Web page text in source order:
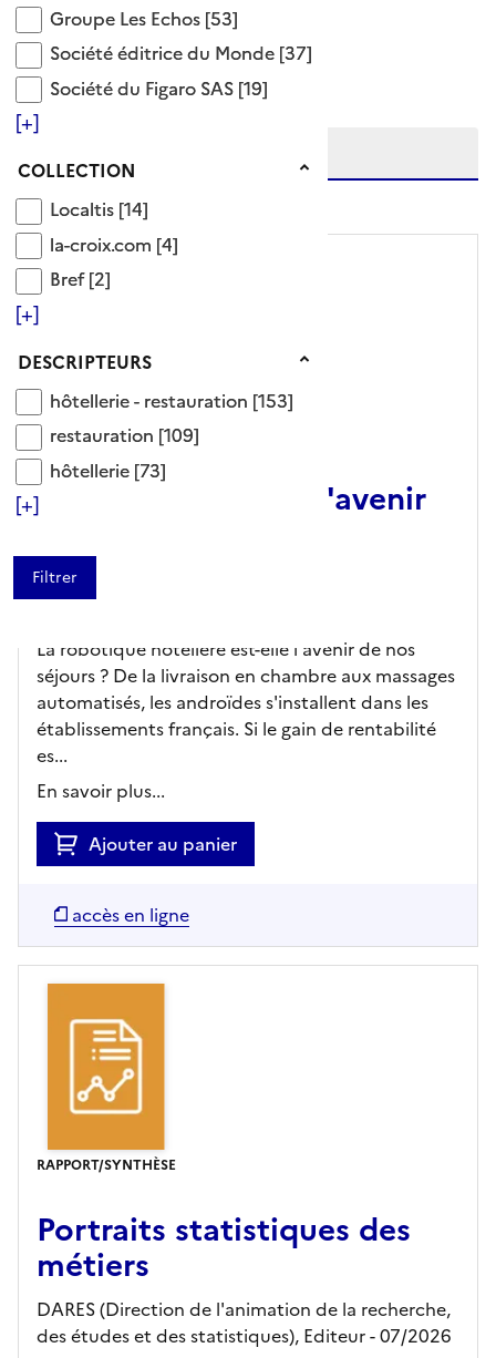
Groupe Les Echos
Groupe Les Echos [53]
Société éditrice du Monde
Société éditrice du Monde [37]
Société du Figaro SAS
Société du Figaro SAS [19]
[+]
Collection
COLLECTION
Localtis
Localtis [14]
la-croix.com
la-croix.com [4]
BrefBref[2]
[+]
Descripteurs
DESCRIPTEURS
hôtellerie - restauration
hôtellerie - restauration [153]
restauration
restauration [109]
hôtellerie
hôtellerie [73]
[+]
Tris disponibles (Ouverture d'une modale)
Ajouter le résultat au panier
Affiner la recherche
Etendre la recherche sur
niveau(x) vers le bas
ARTICLE
Les robots sont-ils l'avenir
FranceInfo,
La robotique hôtelière est-elle l'avenir de nos
séjours ? De la livraison en chambre aux massages
automatisés, les androïdes s'installent dans les
établissements français. Si le gain de rentabilité
es...
En savoir plus...
Ajouter au panier
accès en ligne
RAPPORT/SYNTHÈSE
Portraits statistiques des
métiers
DARES (Direction de l'animation de la recherche,
des études et des statistiques), Editeur- 07/2026